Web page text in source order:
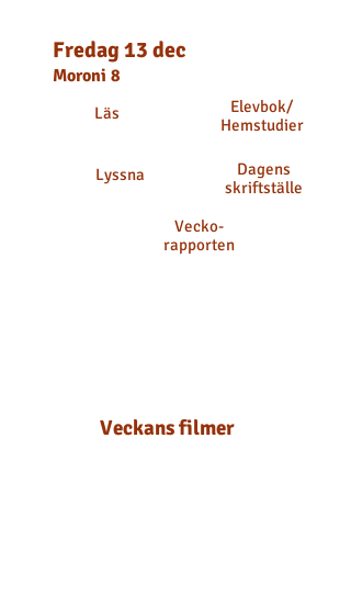
Fredag 13 dec
Moroni 8
Läs Elevbok/
Hemstudier
Lyssna
Dagens
skriftställe
Vecko-
rapporten
Veckans filmer